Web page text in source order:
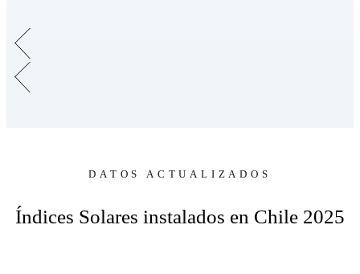
DATOS ACTUALIZADOS
Índices Solares instalados en Chile 2025